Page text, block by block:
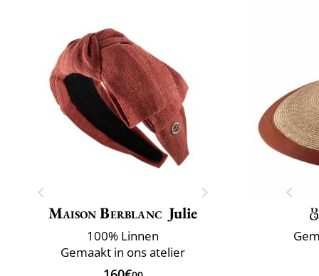
Maison Berblanc Julie
100% Linnen
Gemaakt in ons atelier